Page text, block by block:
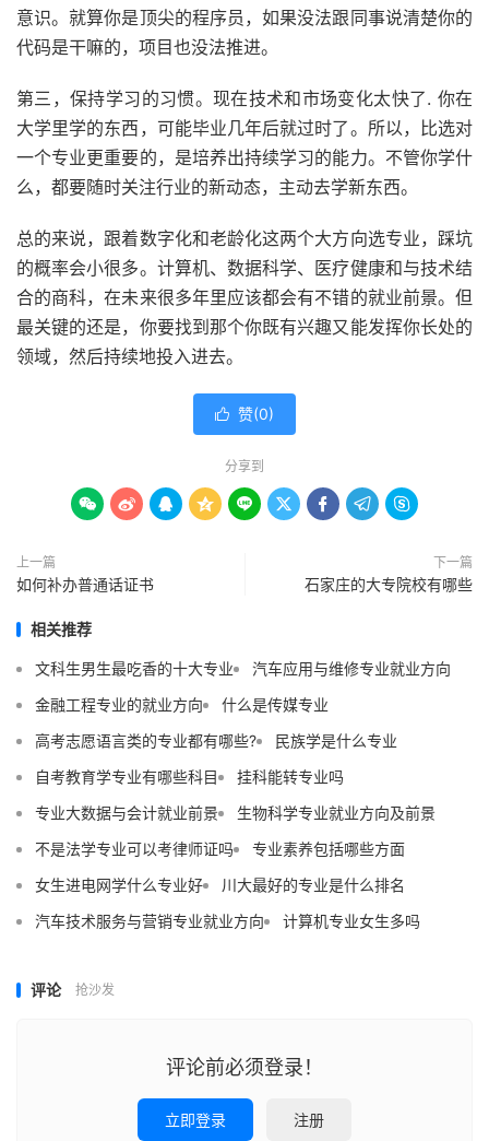
意识。就算你是顶尖的程序员，如果没法跟同事说清楚你的
代码是干嘛的，项目也没法推进。
第三，保持学习的习惯。现在技术和市场变化太快了. 你在
大学里学的东西，可能毕业几年后就过时了。所以，比选对
一个专业更重要的，是培养出持续学习的能力。不管你学什
么，都要随时关注行业的新动态，主动去学新东西。
总的来说，跟着数字化和老龄化这两个大方向选专业，踩坑
的概率会小很多。计算机、数据科学、医疗健康和与技术结
合的商科，在未来很多年里应该都会有不错的就业前景。但
最关键的还是，你要找到那个你既有兴趣又能发挥你长处的
领域，然后持续地投入进去。
 赞(0)
分享到
        
上一篇
如何补办普通话证书
下一篇
石家庄的大专院校有哪些
相关推荐
文科生男生最吃香的十大专业
汽车应用与维修专业就业方向
金融工程专业的就业方向
什么是传媒专业
高考志愿语言类的专业都有哪些?
民族学是什么专业
自考教育学专业有哪些科目
挂科能转专业吗
专业大数据与会计就业前景
生物科学专业就业方向及前景
不是法学专业可以考律师证吗
专业素养包括哪些方面
女生进电网学什么专业好
川大最好的专业是什么排名
汽车技术服务与营销专业就业方向
计算机专业女生多吗
评论 抢沙发
评论前必须登录！
立即登录 注册